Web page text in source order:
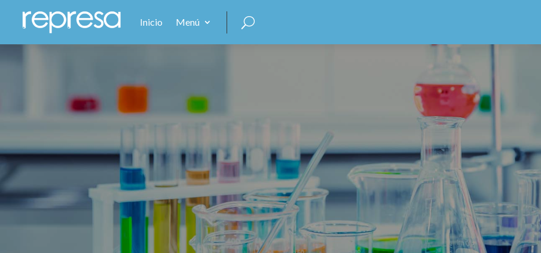
Inicio Menú